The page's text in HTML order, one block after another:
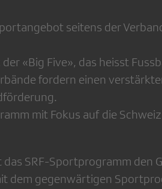
seitens der
«Big Five», das heisst
fordern einen
mit Fokus auf die
SRF-Sportprogramm den
dem gegenwärtigen